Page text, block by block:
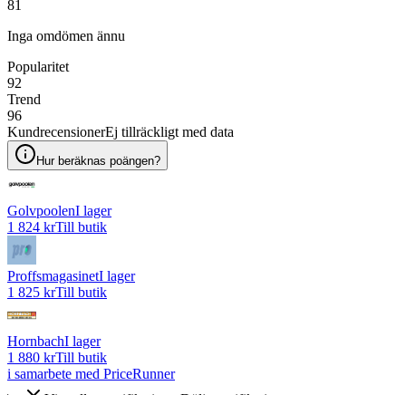
81
Inga omdömen ännu
Popularitet
92
Trend
96
KundrecensionerEj tillräckligt med data
Hur beräknas poängen?
GolvpoolenI lager
1 824 krTill butik
ProffsmagasinetI lager
1 825 krTill butik
HornbachI lager
1 880 krTill butik
i samarbete med PriceRunner